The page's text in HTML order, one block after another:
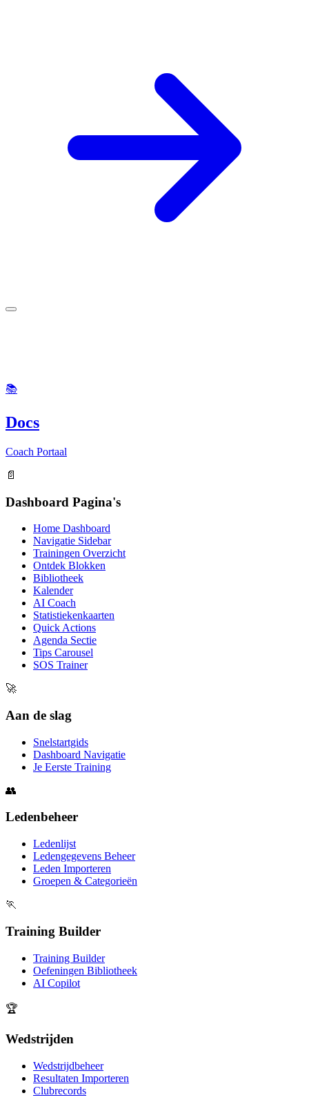
📚
Docs
Coach Portaal
📄
Dashboard Pagina's
Home Dashboard
Navigatie Sidebar
Trainingen Overzicht
Ontdek Blokken
Bibliotheek
Kalender
AI Coach
Statistiekenkaarten
Quick Actions
Agenda Sectie
Tips Carousel
SOS Trainer
🚀
Aan de slag
Snelstartgids
Dashboard Navigatie
Je Eerste Training
👥
Ledenbeheer
Ledenlijst
Ledengegevens Beheer
Leden Importeren
Groepen & Categorieën
🏃
Training Builder
Training Builder
Oefeningen Bibliotheek
AI Copilot
🏆
Wedstrijden
Wedstrijdbeheer
Resultaten Importeren
Clubrecords